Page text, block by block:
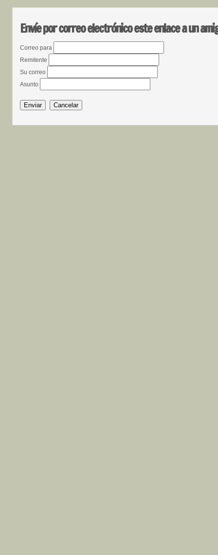
Envíe por correo electrónico este enlace a un
Correo para
Remitente
Su correo
Asunto
Enviar Cancelar